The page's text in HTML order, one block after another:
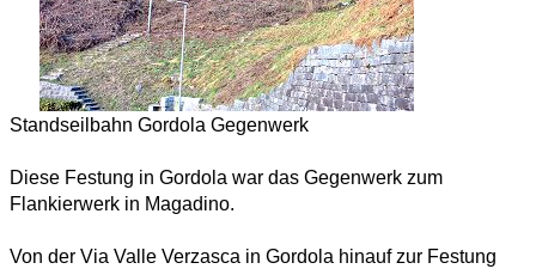
Standseilbahn Gordola Gegenwerk
Diese Festung in Gordola war das Gegenwerk zum
Flankierwerk in Magadino.
Von der Via Valle Verzasca in Gordola hinauf zur Festung